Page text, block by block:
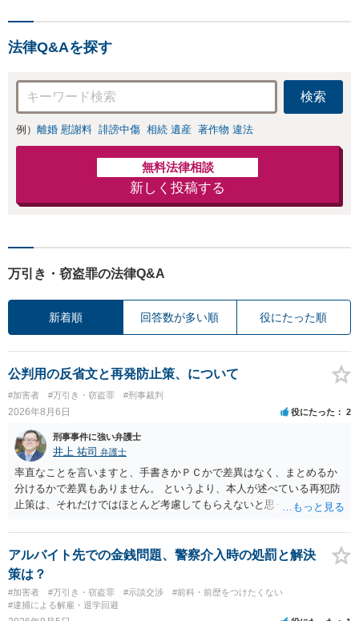
法律Q&Aを探す
検索
例） 離婚 慰謝料 誹謗中傷 相続 遺産 著作物 違法
無料法律相談
新しく投稿する
万引き・窃盗罪の法律Q&A
新着順 回答数が多い順 役にたった順
公判用の反省文と再発防止策、について
#加害者 #万引き・窃盗罪 #刑事裁判
2026年8月6日 役にたった 2
刑事事件に強い弁護士
井上 祐司 弁護士
率直なことを言いますと、手書きかＰＣかで差異はなく、まとめるか
分けるかで差異もありません。 というより、本人が述べている再犯防
止策は、それだけではほとんど考慮してもらえないと思った方が良い
やカウンセリング・治療の内容 ・利用している再犯防止策（例えば保
護観察所と連携した職業支援の内容や具体的な就労・監督状況） ・監
督者の証言 など、証拠で担保された客観性と実現可能性があるもので
なければあまり意味がありません。 もともと執行猶予が狙える事案で
あれば本人の反省の言葉だけで十分であり、実刑となるか微妙な事案
では、本人が再発防止策をいくら述べてもほとんど効果は望めないと
アルバイト先での金銭問題、警察介入時の処罰と解決
策は？
#加害者 #万引き・窃盗罪 #示談交渉
#前科・前歴をつけたくない
#逮捕による解雇・退学回避